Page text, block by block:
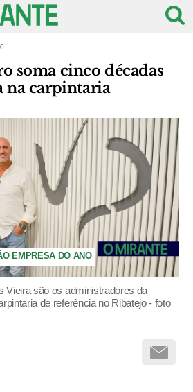
soma cinco décadas
na carpintaria
EMPRESA DO ANO
Vieira são os administradores da
de referência no Ribatejo - foto